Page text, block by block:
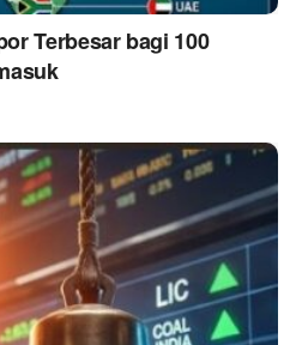
Terbesar bagi 100